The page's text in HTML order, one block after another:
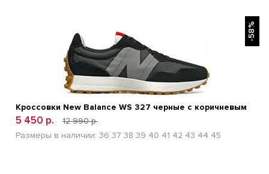
-58%
Кроссовки New Balance WS 327 черные с коричневым
5 450 р.
12 990 р.
Размеры в наличии: 36 37 38 39 40 41 42 43 44 45